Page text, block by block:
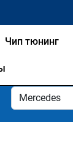
Чип тюнинг